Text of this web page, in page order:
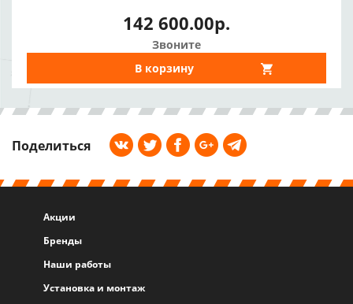
142 600.00р.
Звоните
В корзину
Поделиться
Акции
Бренды
Наши работы
Установка и монтаж